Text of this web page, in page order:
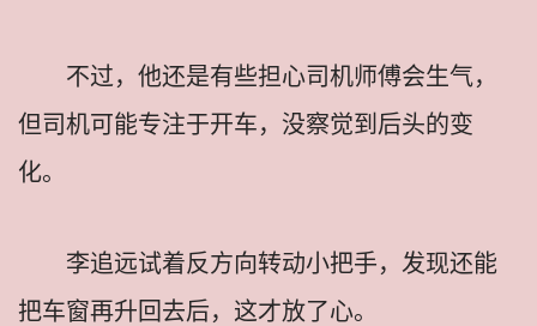
不过，他还是有些担心司机师傅会生气，
但司机可能专注于开车，没察觉到后头的变
化。
李追远试着反方向转动小把手，发现还能
把车窗再升回去后，这才放了心。